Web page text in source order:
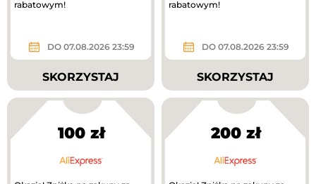
rabatowym!
DO 07.08.2026 23:59
SKORZYSTAJ
rabatowym!
DO 07.08.2026 23:59
SKORZYSTAJ
100 zł 200 zł